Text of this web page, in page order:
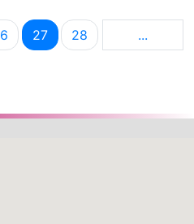
Use TAB para
Página
27 Página
28 ...